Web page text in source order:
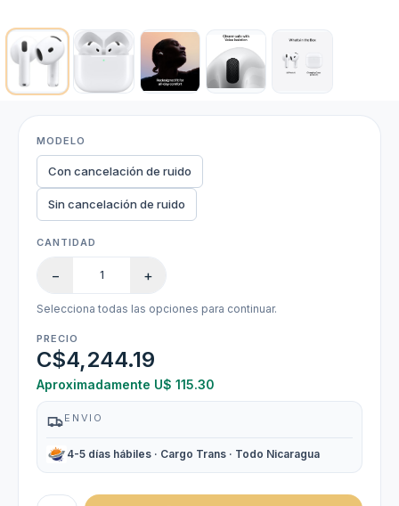
PRECIO
C$4,244.19
Aproximadamente U$ 115.30
ENVIO
4-5 días hábiles · Cargo Trans · Todo Nicaragua
MODELO
Con cancelación de ruido
Sin cancelación de ruido
CANTIDAD
− +
Selecciona todas las opciones para continuar.